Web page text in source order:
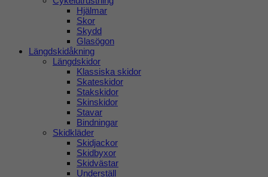
Hjälmar
Skor
Skydd
Glasögon
Längdskidåkning
Längdskidor
Klassiska skidor
Skateskidor
Stakskidor
Skinskidor
Stavar
Bindningar
Skidkläder
Skidjackor
Skidbyxor
Skidvästar
Underställ